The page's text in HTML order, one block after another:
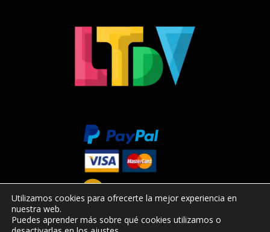
Utilizamos cookies para ofrecerte la mejor experiencia en
nuestra web.
Puedes aprender más sobre qué cookies utilizamos o